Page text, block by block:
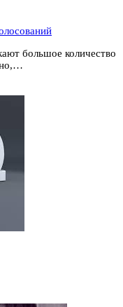
большое количество